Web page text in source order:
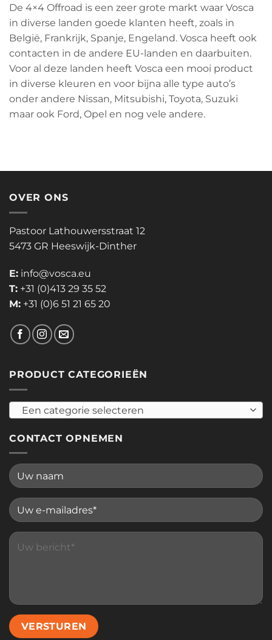
De 4×4 Offroad is een zeer grote markt waar Vosca
in diverse landen goede klanten heeft, zoals in
België, Frankrijk, Spanje, Engeland. Vosca heeft ook
contacten in de andere EU-landen en daarbuiten.
Voor al deze landen heeft Vosca een mooi product
in diverse kleuren en voor bijna alle type auto’s
onder andere Nissan, Mitsubishi, Toyota, Suzuki
maar ook Ford, Opel en nog vele andere.
OVER ONS
Pastoor Lathouwersstraat 12
5473 GR Heeswijk-Dinther
E: info@vosca.eu
T: +31 (0)413 29 35 52
M: +31 (0)6 51 21 65 20
PRODUCT CATEGORIEËN
Een categorie selecteren
CONTACT OPNEMEN
Please leave this field empty.